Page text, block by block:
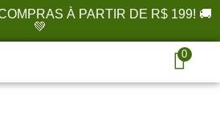
À PARTIR DE R$ 199! 🚚
💚
0